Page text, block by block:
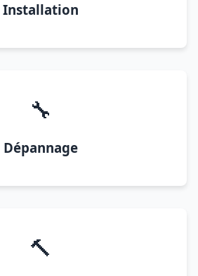
Installation
🔧
Dépannage
🔨